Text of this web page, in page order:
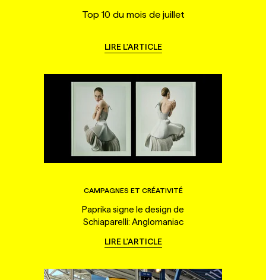
Top 10 du mois de juillet
LIRE L'ARTICLE
CAMPAGNES ET CRÉATIVITÉ
Paprika signe le design de
Schiaparelli: Anglomaniac
LIRE L'ARTICLE